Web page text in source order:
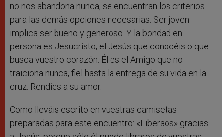
no nos abandona nunca, se encuentran los criterios
para las demás opciones necesarias. Ser joven
implica ser bueno y generoso. Y la bondad en
persona es Jesucristo, el Jesús que conocéis o que
busca vuestro corazón. Él es el Amigo que no
traiciona nunca, fiel hasta la entrega de su vida en la
cruz. Rendíos a su amor.
Como lleváis escrito en vuestras camisetas
preparadas para este encuentro: «Liberaos» gracias